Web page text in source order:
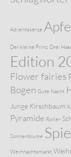
Adventskerze
Der kleine Prinz Drei
Edition
Flower fairies
Bogen Gute Nacht
Junge Kirschbaum
Pyramide Roller
Sonnenblume
Weihnachtsmarkt